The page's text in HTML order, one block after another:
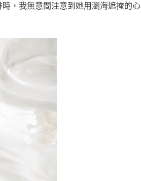
，我無意間注意到她用瀏海遮掩的心